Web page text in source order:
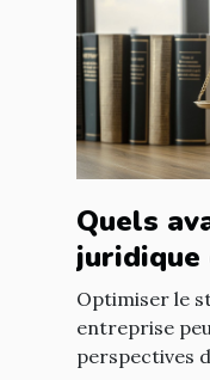
Quels
juridique
Optimiser le
entreprise
perspectives